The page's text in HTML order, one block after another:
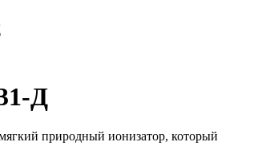
Д
природный ионизатор, который